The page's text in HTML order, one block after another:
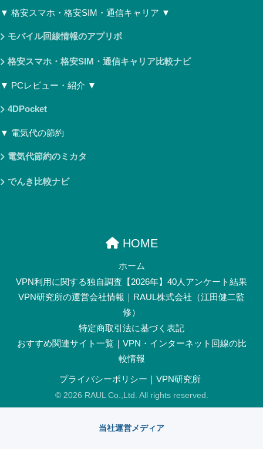
▼ 格安スマホ・格安SIM・通信キャリア ▼
モバイル回線情報のアプリポ
格安スマホ・格安SIM・通信キャリア比較ナビ
▼ PCレビュー・紹介 ▼
4DPocket
▼ 電気代の節約
電気代節約のミカタ
でんき比較ナビ
HOME
ホーム
VPN利用に関する独自調査【2026年】40人アンケート結果
VPN研究所の運営会社情報｜RAUL株式会社（江田健二監
修）
特定商取引法に基づく表記
おすすめ関連サイト一覧｜VPN・インターネット回線の比
較情報
プライバシーポリシー｜VPN研究所
© 2026 RAUL Co.,Ltd. All rights reserved.
当社運営メディア